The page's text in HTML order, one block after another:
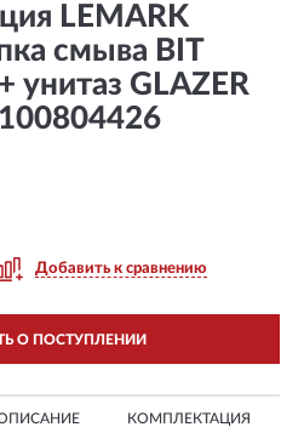
LEMARK
смыва BIT
унитаз GLAZER
Добавить к сравнению
О ПОСТУПЛЕНИИ
КОМПЛЕКТАЦИЯ